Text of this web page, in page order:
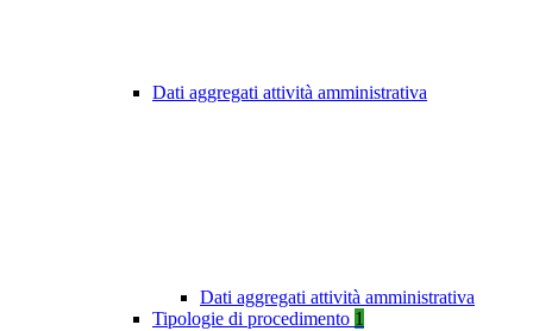
Dati aggregati attività amministrativa
Dati aggregati attività amministrativa
Tipologie di procedimento 1